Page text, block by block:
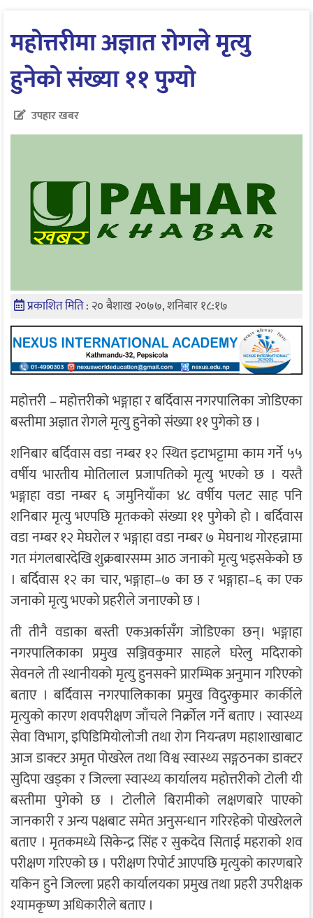
महोत्तरीमा अज्ञात रोगले मृत्यु
हुनेको संख्या ११ पुग्यो
उपहार खबर
प्रकाशित मिति : २० बैशाख २०७७, शनिबार १८:१७
महोत्तरी – महोत्तरीको भङ्गाहा र बर्दिवास नगरपालिका जोडिएका
बस्तीमा अज्ञात रोगले मृत्यु हुनेको संख्या ११ पुगेको छ ।
शनिबार बर्दिवास वडा नम्बर १२ स्थित इटाभट्टामा काम गर्ने ५५
वर्षीय भारतीय मोतिलाल प्रजापतिको मृत्यु भएको छ । यस्तै
भङ्गाहा वडा नम्बर ६ जमुनियाँका ४८ वर्षीय पलट साह पनि
शनिबार मृत्यु भएपछि मृतकको संख्या ११ पुगेको हो । बर्दिवास
वडा नम्बर १२ मेघरोल र भङ्गाहा वडा नम्बर ७ मेघनाथ गोरहन्नामा
गत मंगलबारदेखि शुक्रबारसम्म आठ जनाको मृत्यु भइसकेको छ
। बर्दिवास १२ का चार, भङ्गाहा–७ का छ र भङ्गाहा–६ का एक
जनाको मृत्यु भएको प्रहरीले जनाएको छ ।
ती तीनै वडाका बस्ती एकअर्कासँग जोडिएका छन्। भङ्गाहा
नगरपालिकाका प्रमुख सञ्जिवकुमार साहले घरेलु मदिराको
सेवनले ती स्थानीयको मृत्यु हुनसक्ने प्रारम्भिक अनुमान गरिएको
बताए । बर्दिवास नगरपालिकाका प्रमुख विदुरकुमार कार्कीले
मृत्युको कारण शवपरीक्षण जाँचले निर्क्रोल गर्ने बताए । स्वास्थ्य
सेवा विभाग, इपिडिमियोलोजी तथा रोग नियन्त्रण महाशाखाबाट
आज डाक्टर अमृत पोखरेल तथा विश्व स्वास्थ्य सङ्गठनका डाक्टर
सुदिपा खड्का र जिल्ला स्वास्थ्य कार्यालय महोत्तरीको टोली यी
बस्तीमा पुगेको छ । टोलीले बिरामीको लक्षणबारे पाएको
जानकारी र अन्य पक्षबाट समेत अनुसन्धान गरिरहेको पोखरेलले
बताए । मृतकमध्ये सिकेन्द्र सिंह र सुकदेव सिताई महराको शव
परीक्षण गरिएको छ । परीक्षण रिपोर्ट आएपछि मृत्युको कारणबारे
यकिन हुने जिल्ला प्रहरी कार्यालयका प्रमुख तथा प्रहरी उपरीक्षक
श्यामकृष्ण अधिकारीले बताए ।